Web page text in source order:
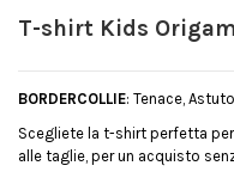
T-shirt Kids
BORDERCOLLIE: Tenace,
Scegliete la t-shirt perfetta
alle taglie, per un acquisto